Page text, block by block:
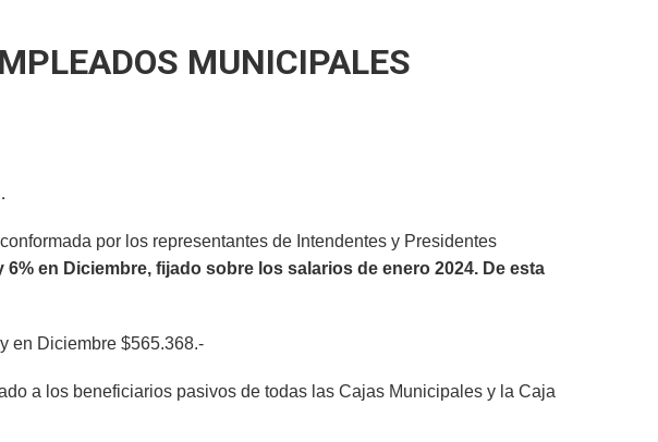
MUNICIPALES
por los representantes de Intendentes y Presidentes
en Diciembre, fijado sobre los salarios de enero 2024. De esta
en Diciembre $565.368.-
a los beneficiarios pasivos de todas las Cajas Municipales y la Caja